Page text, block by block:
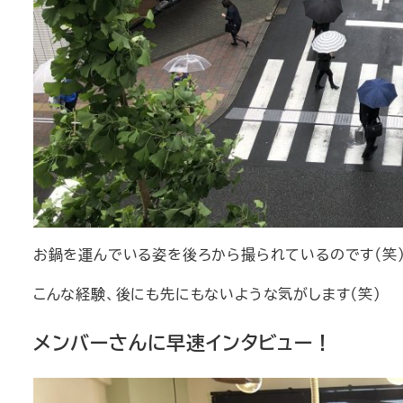
お鍋を運んでいる姿を後ろから撮られているのです（笑
こんな経験、後にも先にもないような気がします（笑）
メンバーさんに早速インタビュー！